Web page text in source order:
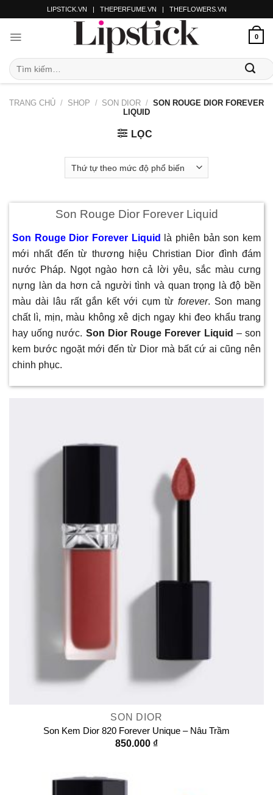
LIPSTICK.VN | THEPERFUME.VN | THEFLOWERS.VN
0
TRANG CHỦ / SHOP / SON DIOR / SON ROUGE DIOR FOREVER
LIQUID
LỌC
Son Rouge Dior Forever Liquid
Son Rouge Dior Forever Liquid
là phiên bản son kem
mới nhất đến từ thương hiệu Christian Dior đình đám
nước Pháp. Ngọt ngào hơn cả lời yêu, sắc màu cưng
nựng làn da hơn cả người tình và quan trọng là độ bền
màu dài lâu rất gắn kết với cụm từ forever. Son mang
chất lì, mịn, màu không xê dịch ngay khi đeo khẩu trang
hay uống nước. Son Dior Rouge Forever Liquid – son
kem bước ngoặt mới đến từ Dior mà bất cứ ai cũng nên
chinh phục.
SON DIOR
Son Kem Dior 820 Forever Unique – Nâu Trầm
850.000 ₫